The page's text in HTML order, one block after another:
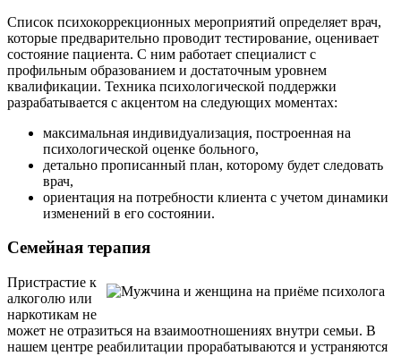
Список психокоррекционных мероприятий определяет врач,
которые предварительно проводит тестирование, оценивает
состояние пациента. С ним работает специалист с
профильным образованием и достаточным уровнем
квалификации. Техника психологической поддержки
разрабатывается с акцентом на следующих моментах:
максимальная индивидуализация, построенная на
психологической оценке больного,
детально прописанный план, которому будет следовать
врач,
ориентация на потребности клиента с учетом динамики
изменений в его состоянии.
Семейная терапия
Пристрастие к
алкоголю или
наркотикам не
может не отразиться на взаимоотношениях внутри семьи. В
нашем центре реабилитации прорабатываются и устраняются